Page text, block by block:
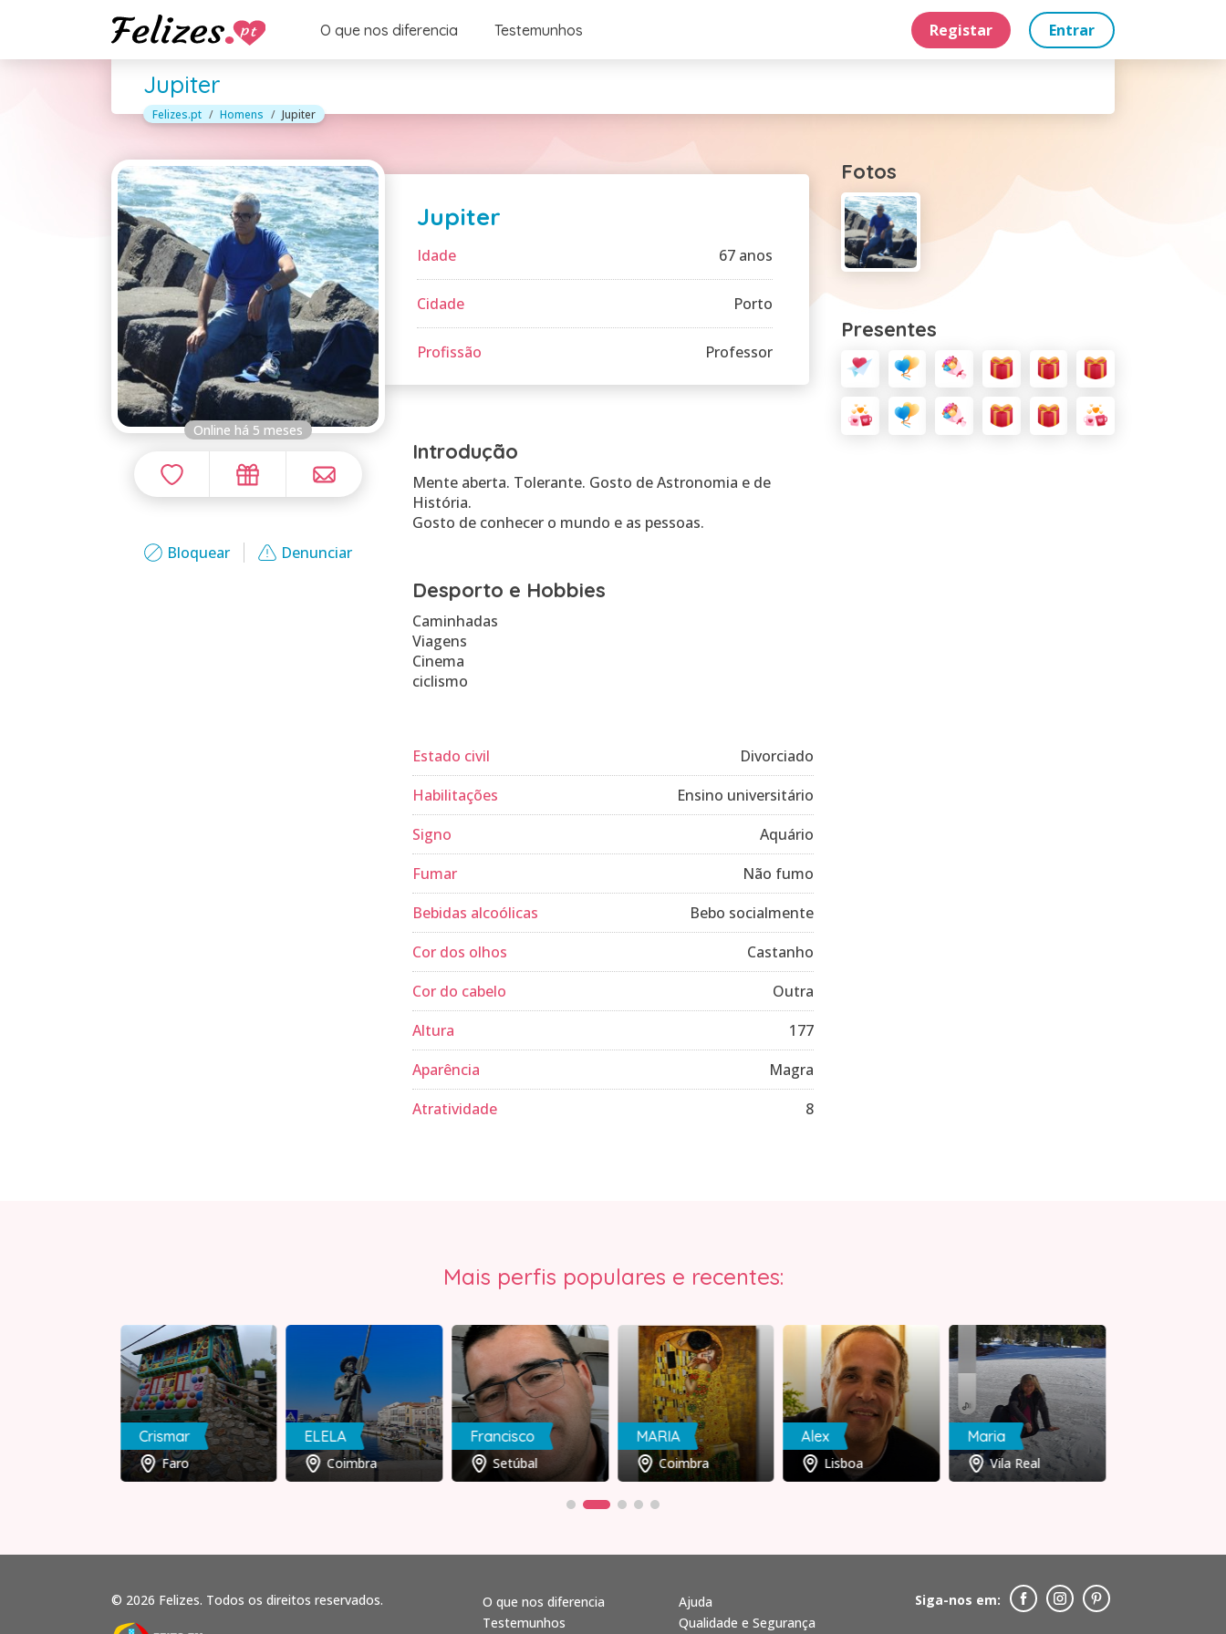
O que nos diferencia Testemunhos Registar Entrar
Jupiter
Felizes.pt Homens Jupiter
Online há 5 meses
Bloquear Denunciar
Jupiter
Idade 67 anos
Cidade Porto
Profissão Professor
Introdução
Mente aberta. Tolerante. Gosto de Astronomia e de
História.
Gosto de conhecer o mundo e as pessoas.
Desporto e Hobbies
Caminhadas
Viagens
Cinema
ciclismo
Estado civil
Divorciado
Habilitações
Ensino universitário
Signo
Aquário
Fumar
Não fumo
Bebidas alcoólicas
Bebo socialmente
Cor dos olhos
Castanho
Cor do cabelo
Outra
Altura
177
Aparência
Magra
Atratividade
8
Fotos
Presentes
Mais perfis populares e recentes:
Crismar
Faro
ELELA
Coimbra
Francisco
Setúbal
MARIA
Coimbra
Alex
Lisboa
Maria
Vila Real
© 2026 Felizes. Todos os direitos reservados.
O que nos diferencia
Testemunhos
Ajuda
Qualidade e Segurança
Siga-nos em: